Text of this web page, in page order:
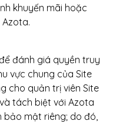
khuyến mãi hoặc
đánh giá quyền truy
vực chung của Site
cho quản trị viên Site
tách biệt với Azota
bảo mật riêng; do đó,